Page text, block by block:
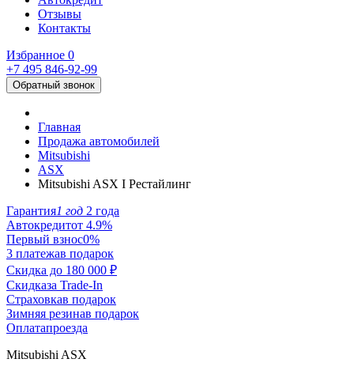
Отзывы
Контакты
Избранное 0
+7 495 846-92-99
Обратный звонок
Главная
Продажа автомобилей
Mitsubishi
ASX
Mitsubishi ASX I Рестайлинг
Гарантия1 год 2 года
Автокредитот 4.9%
Первый взнос0%
3 платежав подарок
Скидка до 180 000 ₽
Скидказа Trade-In
Страховкав подарок
Зимняя резинав подарок
Оплатапроезда
Mitsubishi ASX